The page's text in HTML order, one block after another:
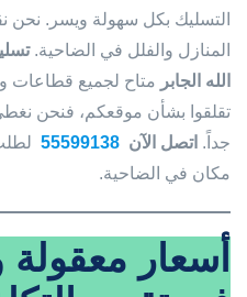
التسليك بكل سهولة ويسر. نحن
المنازل والفلل في الضاحية.
الله الجابر متاح لجميع قطاعات
تقلقوا بشأن موقعكم، فنحن
جداً. اتصل الآن 55599138
مكان في الضاحية.
أسعار